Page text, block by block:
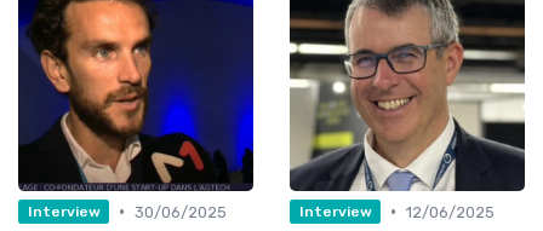
Interview • 30/06/2025
Interview • 12/06/2025